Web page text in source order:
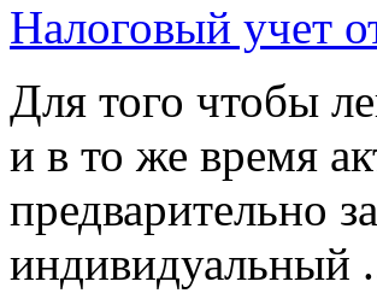
Налоговый учет
Для того чтобы
и в то же время
предварительно
индивидуальный